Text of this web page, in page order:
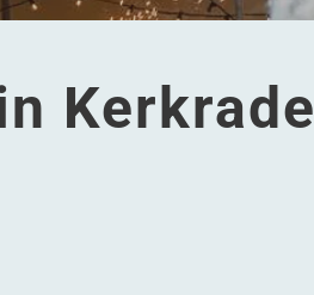
Kerkrade